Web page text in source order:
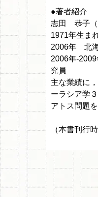
●著者紹介
志田 恭子（
1971年生ま
2006年 北海
2006年-
究員
主な業績に
ーラシア学
アトス問題
（本書刊行